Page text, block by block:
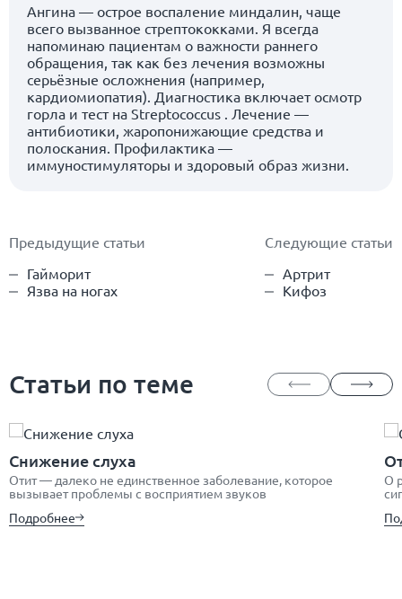
Ангина — острое воспаление миндалин, чаще
всего вызванное стрептококками. Я всегда
напоминаю пациентам о важности раннего
обращения, так как без лечения возможны
серьёзные осложнения (например,
кардиомиопатия). Диагностика включает осмотр
горла и тест на Streptococcus . Лечение —
антибиотики, жаропонижающие средства и
полоскания. Профилактика —
иммуностимуляторы и здоровый образ жизни.
Предыдущие статьи
Гайморит
Язва на ногах
Следующие статьи
Артрит
Кифоз
Статьи по теме
Снижение слуха
Отит — далеко не единственное заболевание, которое
вызывает проблемы с восприятием звуков
Подробнее
О